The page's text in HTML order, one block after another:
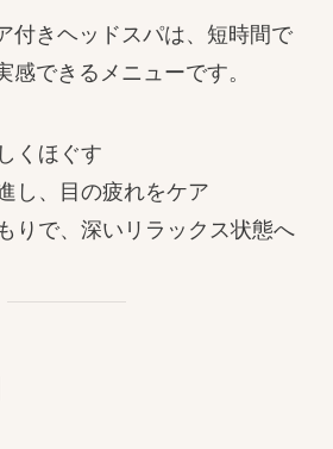
付きヘッドスパは、短時間で
感できるメニューです。
くほぐす
し、目の疲れをケア
りで、深いリラックス状態へ